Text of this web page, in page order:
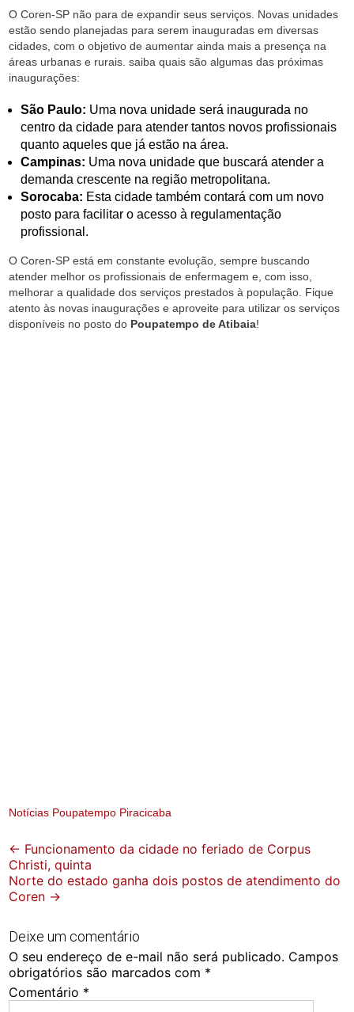
O Coren-SP não para de expandir seus serviços. Novas unidades
estão sendo planejadas para serem inauguradas em diversas
cidades, com o objetivo de aumentar ainda mais a presença na
áreas urbanas e rurais. saiba quais são algumas das próximas
inaugurações:
São Paulo: Uma nova unidade será inaugurada no
centro da cidade para atender tantos novos profissionais
quanto aqueles que já estão na área.
Campinas: Uma nova unidade que buscará atender a
demanda crescente na região metropolitana.
Sorocaba: Esta cidade também contará com um novo
posto para facilitar o acesso à regulamentação
profissional.
O Coren-SP está em constante evolução, sempre buscando
atender melhor os profissionais de enfermagem e, com isso,
melhorar a qualidade dos serviços prestados à população. Fique
atento às novas inaugurações e aproveite para utilizar os serviços
disponíveis no posto do Poupatempo de Atibaia!
Notícias Poupatempo Piracicaba
Post
navigation
← Funcionamento da cidade no feriado de Corpus
Christi, quinta
Norte do estado ganha dois postos de atendimento do
Coren →
Deixe um comentário
O seu endereço de e-mail não será publicado. Campos
obrigatórios são marcados com *
Comentário *